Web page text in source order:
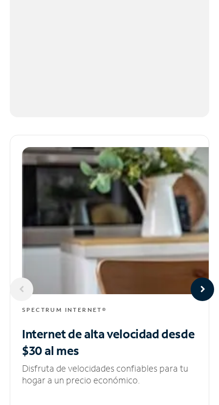
SPECTRUM INTERNET®
Internet de alta velocidaddesde
$30 al mes
Disfruta de velocidades confiables para tu
hogar a un precio económico.